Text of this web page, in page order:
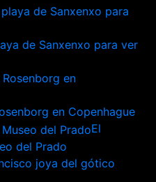
de Sanxenxo para ver
en Copenhague
El
del Prado